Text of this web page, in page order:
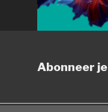
Abonneer